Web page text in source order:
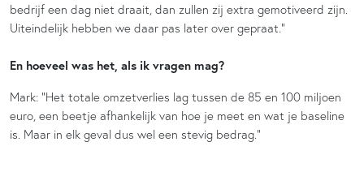
bedrijf een dag niet draait, dan zullen zij extra gemotiveerd zijn.
Uiteindelijk hebben we daar pas later over gepraat.”
En hoeveel was het, als ik vragen mag?
Mark: “Het totale omzetverlies lag tussen de 85 en 100 miljoen
euro, een beetje afhankelijk van hoe je meet en wat je baseline
is. Maar in elk geval dus wel een stevig bedrag.”